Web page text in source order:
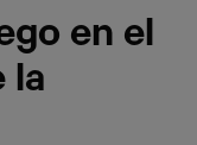
en el
la